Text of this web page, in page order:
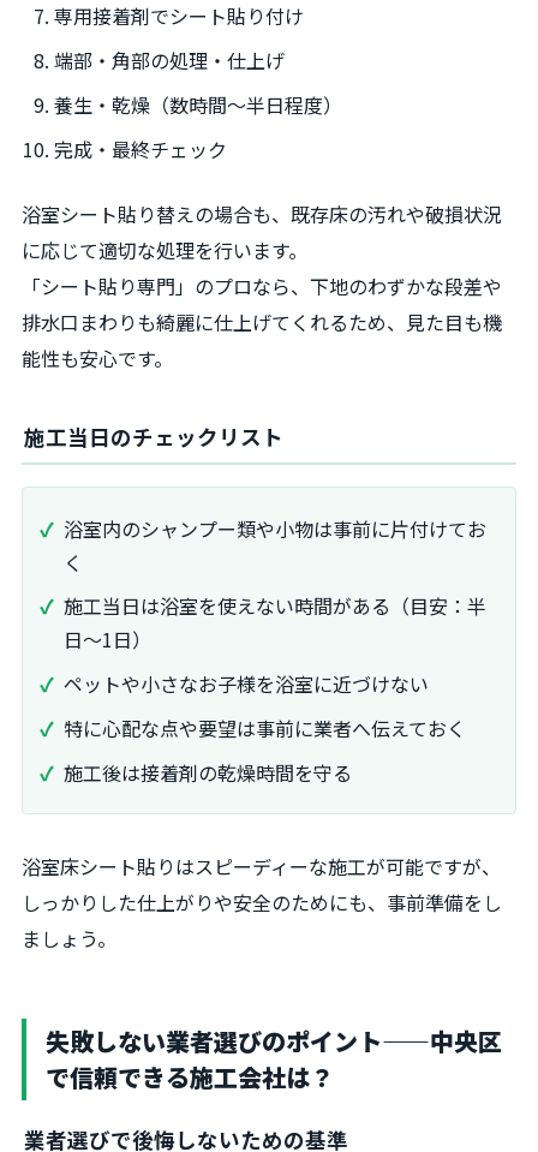
専用接着剤でシート貼り付け
端部・角部の処理・仕上げ
養生・乾燥（数時間～半日程度）
完成・最終チェック
浴室シート貼り替えの場合も、既存床の汚れや破損状況
に応じて適切な処理を行います。
「シート貼り専門」のプロなら、下地のわずかな段差や
排水口まわりも綺麗に仕上げてくれるため、見た目も機
能性も安心です。
施工当日のチェックリスト
浴室内のシャンプー類や小物は事前に片付けてお
く
施工当日は浴室を使えない時間がある（目安：半
日～1日）
ペットや小さなお子様を浴室に近づけない
特に心配な点や要望は事前に業者へ伝えておく
施工後は接着剤の乾燥時間を守る
浴室床シート貼りはスピーディーな施工が可能ですが、
しっかりした仕上がりや安全のためにも、事前準備をし
ましょう。
失敗しない業者選びのポイント——中央区
で信頼できる施工会社は？
業者選びで後悔しないための基準